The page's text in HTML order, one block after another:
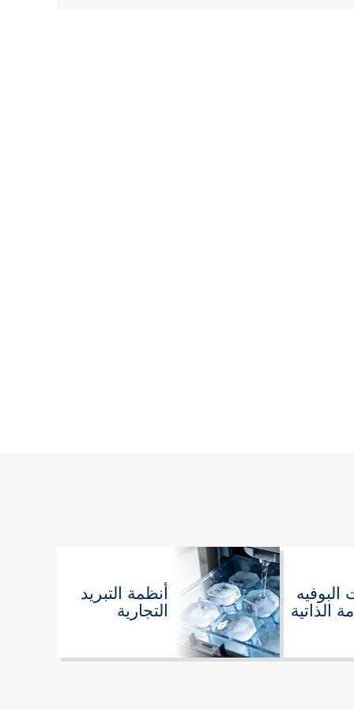
البوفيه
الذاتية
أنظمة التبريد
التجارية